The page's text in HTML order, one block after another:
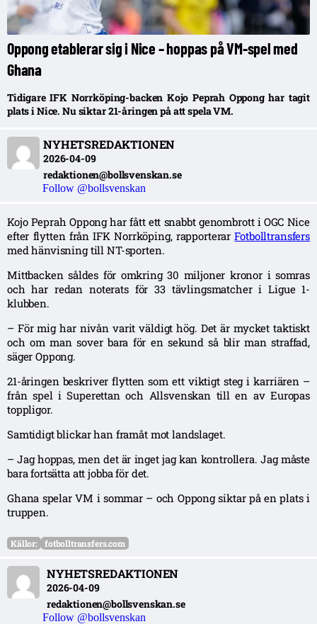
Oppong etablerar sig i Nice – hoppas på VM-spel med
Ghana
Tidigare IFK Norrköping-backen Kojo Peprah Oppong har tagit
plats i Nice. Nu siktar 21-åringen på att spela VM.
NYHETSREDAKTIONEN
2026-04-09
redaktionen@bollsvenskan.se
Follow @bollsvenskan
Kojo Peprah Oppong har fått ett snabbt genombrott i OGC Nice
efter flytten från IFK Norrköping, rapporterarFotbolltransfers
med hänvisning till NT-sporten.
Mittbacken såldes för omkring 30 miljoner kronor i somras
och har redan noterats för 33 tävlingsmatcher i Ligue 1-
klubben.
– För mig har nivån varit väldigt hög. Det är mycket taktiskt
och om man sover bara för en sekund så blir man straffad,
säger Oppong.
21-åringen beskriver flytten som ett viktigt steg i karriären –
från spel i Superettan och Allsvenskan till en av Europas
toppligor.
Samtidigt blickar han framåt mot landslaget.
– Jag hoppas, men det är inget jag kan kontrollera. Jag måste
bara fortsätta att jobba för det.
Ghana spelar VM i sommar – och Oppong siktar på en plats i
truppen.
Källor: fotbolltransfers.com
NYHETSREDAKTIONEN
2026-04-09
redaktionen@bollsvenskan.se
Follow @bollsvenskan